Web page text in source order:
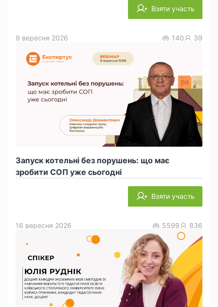
Взяти участь
Запуск котельні без порушень: що має
зробити СОП уже сьогодні
9 вересня 2026 140 39
Взяти участь
16 вересня 2026 5599 836